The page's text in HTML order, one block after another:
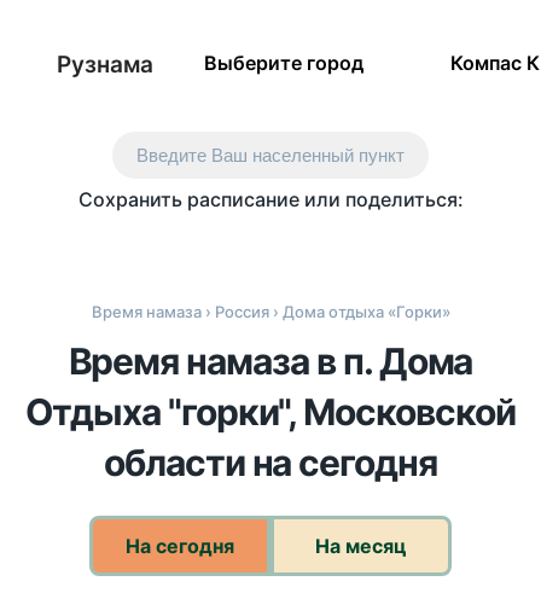
Рузнама Выберите город Компас
Введите Ваш населенный пункт
Сохранить расписание или поделиться:
Время намаза› Россия› Дома отдыха «Горки»
Время намаза в п. Дома
Отдыха "горки", Московской
области на сегодня
На сегодня На месяц